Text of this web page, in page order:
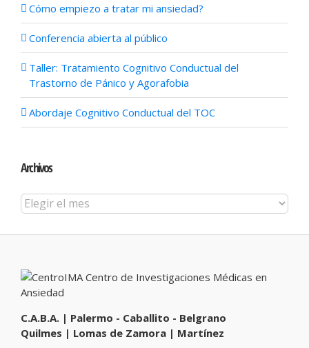
Cómo empiezo a tratar mi ansiedad?
Conferencia abierta al público
Taller: Tratamiento Cognitivo Conductual del
Trastorno de Pánico y Agorafobia
Abordaje Cognitivo Conductual del TOC
Archivos
Archivos
C.A.B.A. | Palermo - Caballito - Belgrano
Quilmes | Lomas de Zamora | Martínez